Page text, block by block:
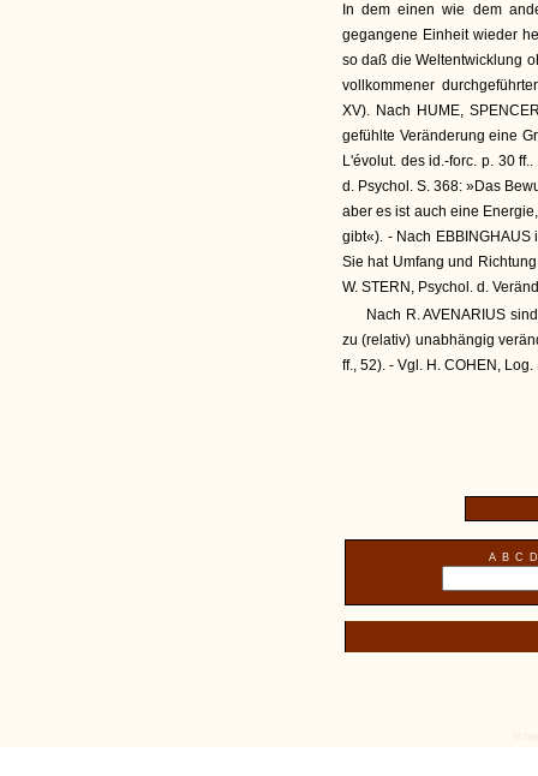
In dem einen wie dem
gegangene Einheit wieder
so daß die Weltentwicklung
vollkommener
XV). Nach HUME,
gefühlte Veränderung eine
L'évolut. des id.-forc. p. 30
d. Psychol. S. 368: »Das
aber es ist auch eine
gibt«). - Nach
Sie hat Umfang und
W. STERN, Psychol. d.
Nach R. AVENARIUS
zu (relativ) unabhängig
ff., 52). - Vgl. H. COHEN,
A B C D